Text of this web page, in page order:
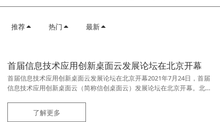
推荐 热门 最新
首届信息技术应用创新桌面云发展论坛在北京开幕
首届信息技术应用创新桌面云发展论坛在北京开幕2021年7月24日，首届
信息技术应用创新桌面云（简称信创桌面云）发展论坛在北京开幕。北京
康、中国电子信息产业发展研究院副院长黄子河、工业和信息化部信息技
术发展司处长史惠康、中国电子工业标准化技术协会信息技术应用创新工
了解更多